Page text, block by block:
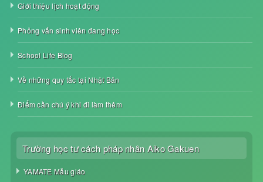
Giới thiệu lịch hoạt động
Phỏng vấn sinh viên đang học
School Life Blog
Về những quy tắc tại Nhật Bản
Điểm cần chú ý khi đi làm thêm
Trường học tư cách pháp nhân Aiko Gakuen
YAMATE Mẫu giáo